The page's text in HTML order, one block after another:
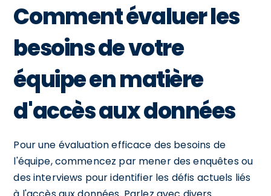
Comment évaluer les
besoins de votre
équipe en matière
d'accès aux données
Pour une évaluation efficace des besoins de
l'équipe, commencez par mener des enquêtes ou
des interviews pour identifier les défis actuels liés